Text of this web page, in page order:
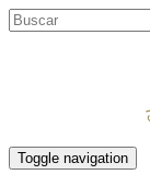
Toggle navigation